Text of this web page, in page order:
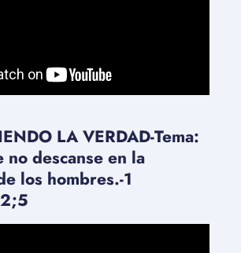
LA VERDAD-Tema:
no descanse en la
los hombres.-1